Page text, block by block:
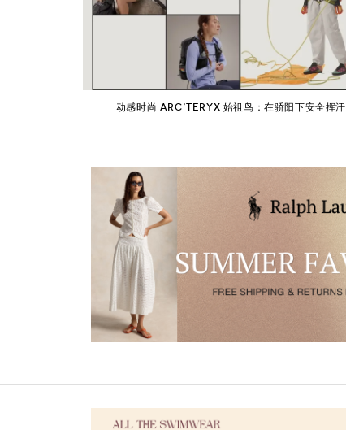
动感时尚 ARC’TERYX 始祖鸟：在骄阳下安全挥汗